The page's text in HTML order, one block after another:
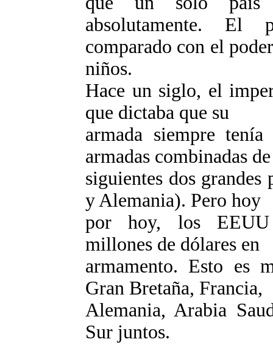
absolutamente. El
comparado con el
niños.
Hace un siglo, el
que dictaba que su
armada siempre
armadas combinadas
siguientes dos
y Alemania). Pero hoy
por hoy, los EEUU
millones de dólares en
armamento. Esto es
Gran Bretaña, Francia,
Alemania, Arabia
Sur juntos.